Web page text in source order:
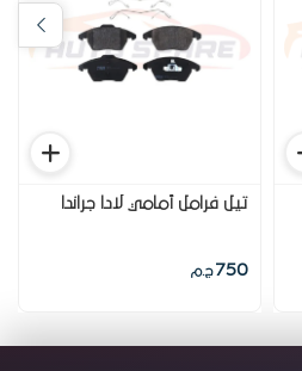
تيل فرامل أمامي لادا جراندا
750 ج.م